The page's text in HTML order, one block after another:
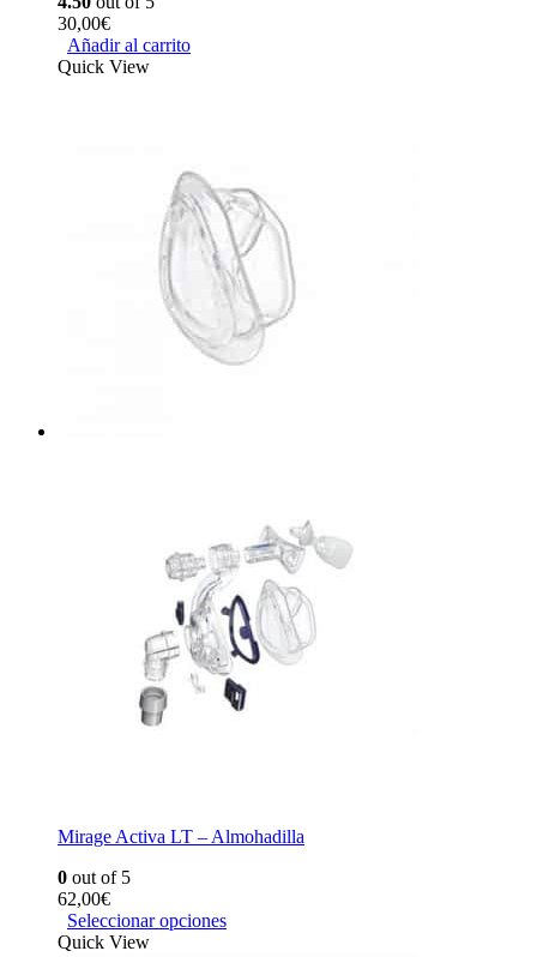
30,00€
Añadir al carrito
Quick View
Mirage Activa LT – Almohadilla
0 out of 5
62,00€
Seleccionar opciones
Quick View